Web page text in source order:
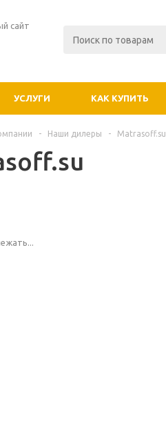
сайт
УСЛУГИ КАК КУПИТЬ
- Наши дилеры - Matrasoff.su